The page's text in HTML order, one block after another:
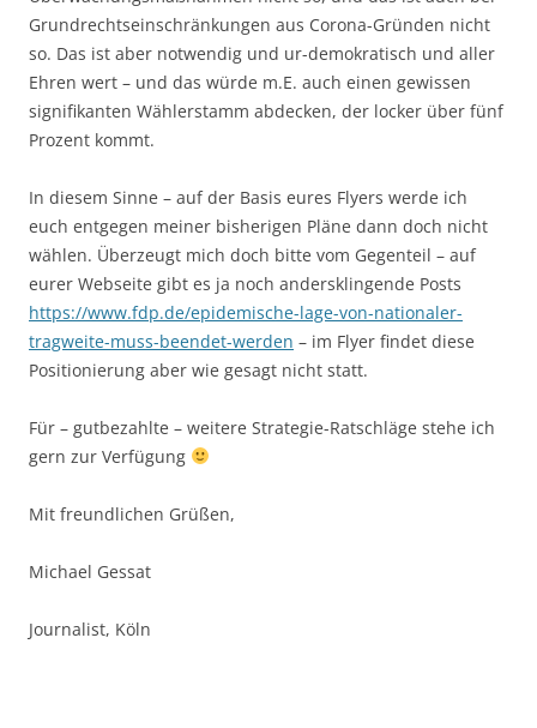
Grundrechtseinschränkungen aus Corona-Gründen nicht
so. Das ist aber notwendig und ur-demokratisch und aller
Ehren wert – und das würde m.E. auch einen gewissen
signifikanten Wählerstamm abdecken, der locker über fünf
Prozent kommt.
In diesem Sinne – auf der Basis eures Flyers werde ich
euch entgegen meiner bisherigen Pläne dann doch nicht
wählen. Überzeugt mich doch bitte vom Gegenteil – auf
eurer Webseite gibt es ja noch andersklingende Posts
https://www.fdp.de/epidemische-lage-von-nationaler-
tragweite-muss-beendet-werden – im Flyer findet diese
Positionierung aber wie gesagt nicht statt.
Für – gutbezahlte – weitere Strategie-Ratschläge stehe ich
gern zur Verfügung
Mit freundlichen Grüßen,
Michael Gessat
Journalist, Köln